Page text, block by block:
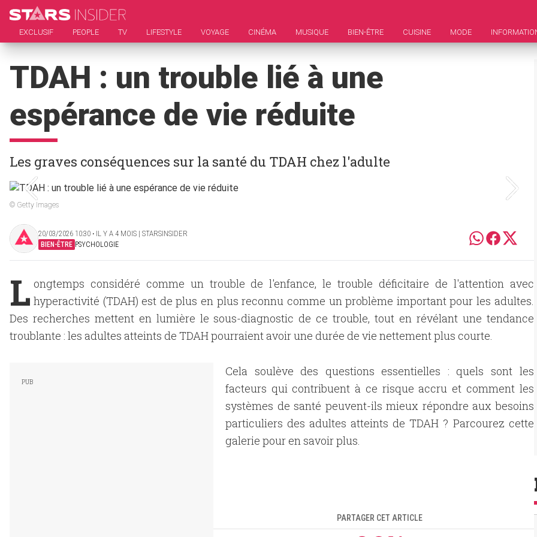
EXCLUSIF PEOPLE TV LIFESTYLE VOYAGE CINÉMA MUSIQUE BIEN-ÊTRE CUISINE MODE
TDAH : un trouble lié à une
espérance de vie réduite
Les graves conséquences sur la santé du TDAH chez l'adulte
© Getty Images
20/03/2026 10:30 ‧ IL Y A 4 MOIS | STARSINSIDER
BIEN-ÊTRE PSYCHOLOGIE
L ongtemps considéré comme un trouble de l'enfance, le trouble déficitaire de l'attention avec
hyperactivité (TDAH) est de plus en plus reconnu comme un problème important pour les adultes.
Des recherches mettent en lumière le sous-diagnostic de ce trouble, tout en révélant une tendance
troublante : les adultes atteints de TDAH pourraient avoir une durée de vie nettement plus courte.
Cela soulève des questions essentielles : quels sont les
facteurs qui contribuent à ce risque accru et comment les
systèmes de santé peuvent-ils mieux répondre aux besoins
particuliers des adultes atteints de TDAH ? Parcourez cette
galerie pour en savoir plus.
PARTAGER CET ARTICLE